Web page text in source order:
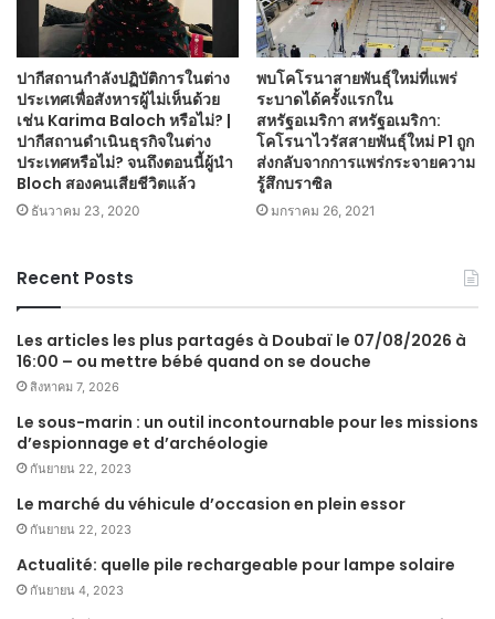
ปากีสถานกำลังปฏิบัติการในต่าง
ประเทศเพื่อสังหารผู้ไม่เห็นด้วย
เช่น Karima Baloch หรือไม่? |
ปากีสถานดำเนินธุรกิจในต่าง
ประเทศหรือไม่? จนถึงตอนนี้ผู้นำ
Bloch สองคนเสียชีวิตแล้ว
ธันวาคม 23, 2020
พบโคโรนาสายพันธุ์ใหม่ที่แพร่
ระบาดได้ครั้งแรกใน
สหรัฐอเมริกา สหรัฐอเมริกา:
โคโรนาไวรัสสายพันธุ์ใหม่ P1 ถูก
ส่งกลับจากการแพร่กระจายความ
รู้สึกบราซิล
มกราคม 26, 2021
Recent Posts
Les articles les plus partagés à Doubaï le 07/08/2026 à
16:00 – ou mettre bébé quand on se douche
สิงหาคม 7, 2026
Le sous-marin : un outil incontournable pour les missions
d’espionnage et d’archéologie
กันยายน 22, 2023
Le marché du véhicule d’occasion en plein essor
กันยายน 22, 2023
Actualité: quelle pile rechargeable pour lampe solaire
กันยายน 4, 2023